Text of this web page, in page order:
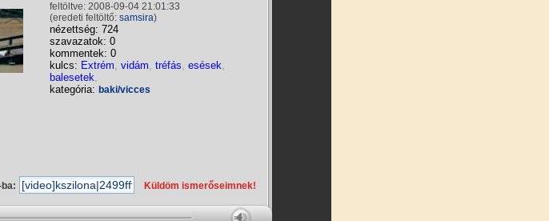
feltöltve: 2008-09-04 21:01:33
(eredeti feltöltő: samsira)
nézettség: 724
szavazatok: 0
kommentek: 0
kulcs: Extrém, vidám, tréfás, esések,
balesetek,
kategória: baki/vicces
Küldöm ismerőseimnek!